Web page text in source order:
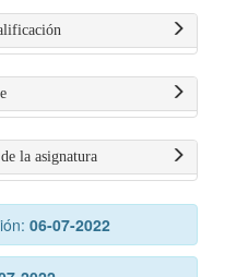
la asignatura
06-07-2022